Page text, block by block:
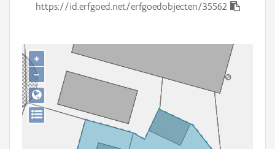
Gebeurtenis
Persoon of collectief
Downloads
https://id.erfgoed.net/erfgoedobjecten/35562
+
−